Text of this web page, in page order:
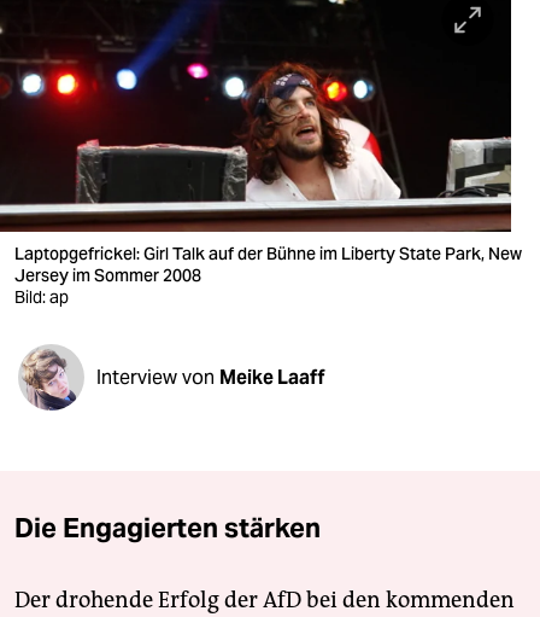
nord
wahrheit
verlag
verlag
veranstaltungen
shop
fragen & hilfe
unterstützen
epaper login
Laptopgefrickel: Girl Talk auf der Bühne im Liberty State Park, New
Jersey im Sommer 2008
Bild: ap
Interview von Meike Laaff
Die Engagierten stärken
Der drohende Erfolg der AfD bei den kommenden